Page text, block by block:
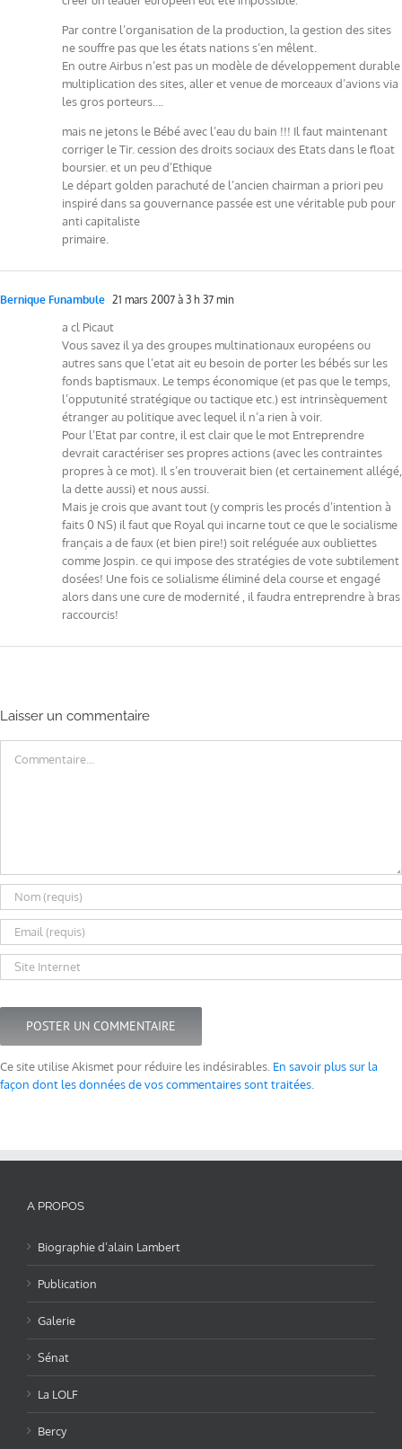
Par contre l’organisation de la production, la gestion des sites
ne souffre pas que les états nations s’en mêlent.
En outre Airbus n’est pas un modèle de développement durable
multiplication des sites, aller et venue de morceaux d’avions via
les gros porteurs….
mais ne jetons le Bébé avec l’eau du bain !!! Il faut maintenant
corriger le Tir. cession des droits sociaux des Etats dans le float
boursier. et un peu d’Ethique
Le départ golden parachuté de l’ancien chairman a priori peu
inspiré dans sa gouvernance passée est une véritable pub pour
anti capitaliste
primaire.
Bernique Funambule 21 mars 2007 à 3 h 37 min
a cl Picaut
Vous savez il ya des groupes multinationaux européens ou
autres sans que l’etat ait eu besoin de porter les bébés sur les
fonds baptismaux. Le temps économique (et pas que le temps,
l’opputunité stratégique ou tactique etc.) est intrinsèquement
étranger au politique avec lequel il n’a rien à voir.
Pour l’Etat par contre, il est clair que le mot Entreprendre
devrait caractériser ses propres actions (avec les contraintes
propres à ce mot). Il s’en trouverait bien (et certainement allégé,
la dette aussi) et nous aussi.
Mais je crois que avant tout (y compris les procés d’intention à
faits 0 NS) il faut que Royal qui incarne tout ce que le socialisme
français a de faux (et bien pire!) soit reléguée aux oubliettes
comme Jospin. ce qui impose des stratégies de vote subtilement
dosées! Une fois ce solialisme éliminé dela course et engagé
alors dans une cure de modernité , il faudra entreprendre à bras
raccourcis!
Laisser un commentaire
Ce site utilise Akismet pour réduire les indésirables. En savoir plus sur la
façon dont les données de vos commentaires sont traitées
A PROPOS
Biographie d’alain Lambert
Publication
Galerie
Sénat
La LOLF
Bercy